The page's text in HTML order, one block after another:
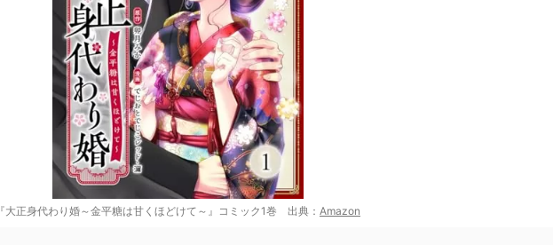
『大正身代わり婚～金平糖は甘くほどけて～』コミック1巻 出典： Amazon